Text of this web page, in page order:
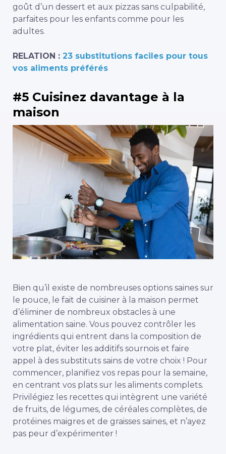
goût d’un dessert et aux pizzas sans culpabilité,
parfaites pour les enfants comme pour les
adultes.
RELATION : 23 substitutions faciles pour tous
vos aliments préférés
#5 Cuisinez davantage à la
maison
Bien qu’il existe de nombreuses options saines sur
le pouce, le fait de cuisiner à la maison permet
d’éliminer de nombreux obstacles à une
alimentation saine. Vous pouvez contrôler les
ingrédients qui entrent dans la composition de
votre plat, éviter les additifs sournois et faire
appel à des substituts sains de votre choix ! Pour
commencer, planifiez vos repas pour la semaine,
en centrant vos plats sur les aliments complets.
Privilégiez les recettes qui intègrent une variété
de fruits, de légumes, de céréales complètes, de
protéines maigres et de graisses saines, et n’ayez
pas peur d’expérimenter !